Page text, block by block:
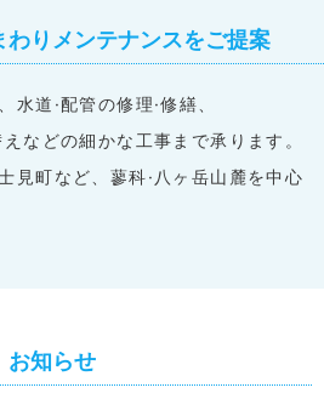
わりメンテナンスをご提案
道·配管の修理·修繕、
などの細かな工事まで承ります。
見町など、蓼科·八ヶ岳山麓を中心
お知らせ